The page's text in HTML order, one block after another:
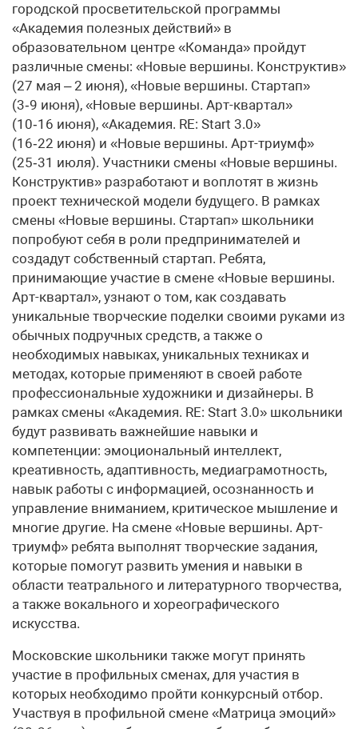
городской просветительской программы
«Академия полезных действий» в
образовательном центре «Команда» пройдут
различные смены: «Новые вершины. Конструктив»
(27 мая – 2 июня), «Новые вершины. Стартап»
(3‑9 июня), «Новые вершины. Арт-квартал»
(10‑16 июня), «Академия. RE: Start 3.0»
(16‑22 июня) и «Новые вершины. Арт-триумф»
(25‑31 июля). Участники смены «Новые вершины.
Конструктив» разработают и воплотят в жизнь
проект технической модели будущего. В рамках
смены «Новые вершины. Стартап» школьники
попробуют себя в роли предпринимателей и
создадут собственный стартап. Ребята,
принимающие участие в смене «Новые вершины.
Арт-квартал», узнают о том, как создавать
уникальные творческие поделки своими руками из
обычных подручных средств, а также о
необходимых навыках, уникальных техниках и
методах, которые применяют в своей работе
профессиональные художники и дизайнеры. В
рамках смены «Академия. RE: Start 3.0» школьники
будут развивать важнейшие навыки и
компетенции: эмоциональный интеллект,
креативность, адаптивность, медиаграмотность,
навык работы с информацией, осознанность и
управление вниманием, критическое мышление и
многие другие. На смене «Новые вершины. Арт-
триумф» ребята выполнят творческие задания,
которые помогут развить умения и навыки в
области театрального и литературного творчества,
а также вокального и хореографического
искусства.
Московские школьники также могут принять
участие в профильных сменах, для участия в
которых необходимо пройти конкурсный отбор.
Участвуя в профильной смене «Матрица эмоций»